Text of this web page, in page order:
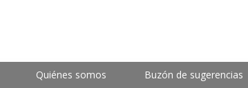
Quiénes somos Buzón de sugerencias